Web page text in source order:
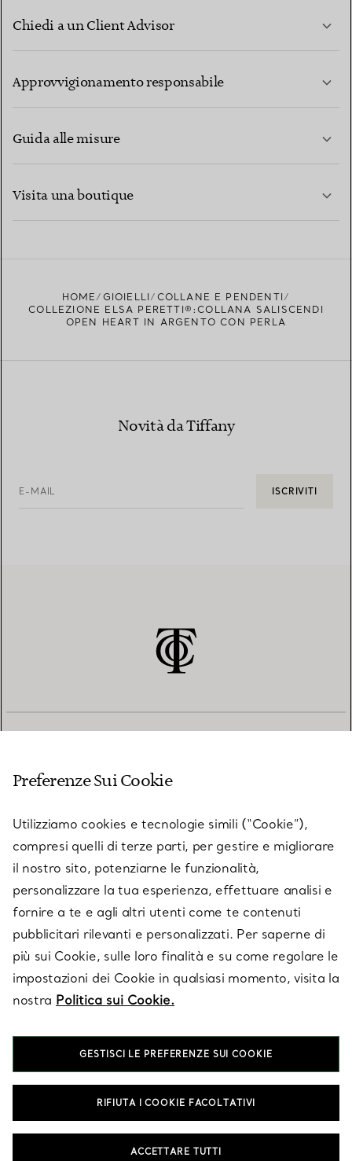
Chiedi a un Client Advisor
Approvvigionamento responsabile
Guida alle misure
Visita una boutique
HOME GIOIELLI
COLLANE E PENDENTI
COLLEZIONE ELSA PERETTI®:COLLANA SALISCENDI
OPEN HEART IN ARGENTO CON PERLA
Novità da Tiffany
E-MAIL ISCRIVITI
SU TIFFANY & CO.
LEGALE
SEGUICI
T&Co. 2026
Preferenze Sui Cookie
Utilizziamo cookies e tecnologie simili (“Cookie”),
compresi quelli di terze parti, per gestire e migliorare
il nostro sito, potenziarne le funzionalità,
personalizzare la tua esperienza, effettuare analisi e
fornire a te e agli altri utenti come te contenuti
pubblicitari rilevanti e personalizzati. Per saperne di
più sui Cookie, sulle loro finalità e su come regolare le
impostazioni dei Cookie in qualsiasi momento, visita la
nostra Politica sui Cookie.
GESTISCI LE PREFERENZE SUI COOKIE
RIFIUTA I COOKIE FACOLTATIVI
ACCETTARE TUTTI